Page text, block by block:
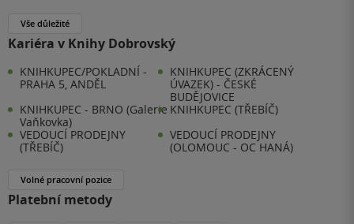
Vše důležité
Kariéra v Knihy Dobrovský
KNIHKUPEC/POKLADNÍ -
PRAHA 5, ANDĚL
KNIHKUPEC (ZKRÁCENÝ
ÚVAZEK) - ČESKÉ
BUDĚJOVICE
KNIHKUPEC - BRNO (Galerie
Vaňkovka)
KNIHKUPEC (TŘEBÍČ)
VEDOUCÍ PRODEJNY
(TŘEBÍČ)
VEDOUCÍ PRODEJNY
(OLOMOUC - OC HANÁ)
Volné pracovní pozice
Platební metody